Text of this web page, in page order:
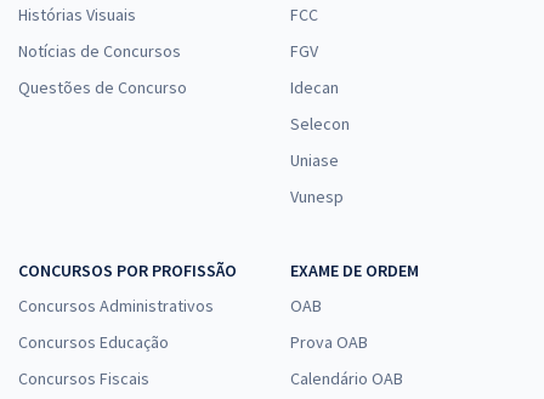
Histórias Visuais
Notícias de Concursos
Questões de Concurso
FCC
FGV
Idecan
Selecon
Uniase
Vunesp
CONCURSOS POR PROFISSÃO
Concursos Administrativos
Concursos Educação
Concursos Fiscais
EXAME DE ORDEM
OAB
Prova OAB
Calendário OAB